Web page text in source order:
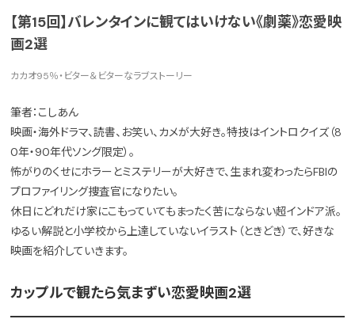
【第15回】バレンタインに観てはいけない《劇薬》恋愛映
画2選
カカオ95％・ビター＆ビターなラブストーリー
筆者：こしあん
映画・海外ドラマ、読書、お笑い、カメが大好き。特技はイントロクイズ（8
0年・90年代ソング限定）。
怖がりのくせにホラーとミステリーが大好きで、生まれ変わったらFBIの
プロファイリング捜査官になりたい。
休日にどれだけ家にこもっていてもまったく苦にならない超インドア派。
ゆるい解説と小学校から上達していないイラスト（ときどき）で、好きな
映画を紹介していきます。
カップルで観たら気まずい恋愛映画2選